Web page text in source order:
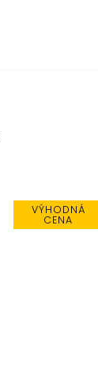
VÝHODNÁ
CENA